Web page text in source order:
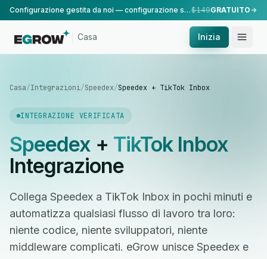
Configurazione gestita da noi — configurazione standard, eseguita dal nostro team.$149GRATUITO
Casa Inizia
Casa/Integrazioni/Speedex/Speedex + TikTok Inbox
INTEGRAZIONE VERIFICATA
Speedex+ TikTok Inbox
Integrazione
Collega Speedex a TikTok Inbox in pochi minuti e
automatizza qualsiasi flusso di lavoro tra loro:
niente codice, niente sviluppatori, niente
middleware complicati. eGrow unisce Speedex e